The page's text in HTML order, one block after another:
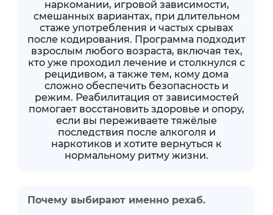
наркомании, игровой зависимости,
смешанных вариантах, при длительном
стаже употребления и частых срывах
после кодирования. Программа подходит
взрослым любого возраста, включая тех,
кто уже проходил лечение и столкнулся с
рецидивом, а также тем, кому дома
сложно обеспечить безопасность и
режим. Реабилитация от зависимостей
помогает восстановить здоровье и опору,
если вы переживаете тяжёлые
последствия после алкоголя и
наркотиков и хотите вернуться к
нормальному ритму жизни.
Почему выбирают именно рехаб.